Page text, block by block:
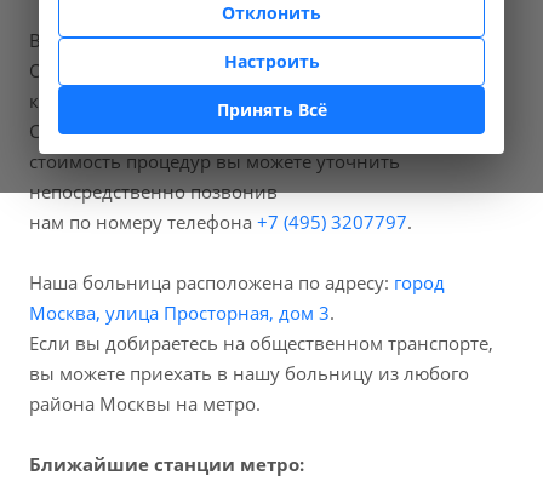
В нашей больнице вы можете пройти процедуры
Определение активности фактора VIII в сыворотке
крови, код по справочнику A09.05.188.
Стоимость составит от 1360 рублей, точную
стоимость процедур вы можете уточнить
непосредственно позвонив
нам по номеру телефона +7 (495) 3207797.
Наша больница расположена по адресу: город
Москва, улица Просторная, дом 3.
Если вы добираетесь на общественном транспорте,
вы можете приехать в нашу больницу из любого
района Москвы на метро.
Ближайшие станции метро:
Отклонить
Настроить
Принять Всё